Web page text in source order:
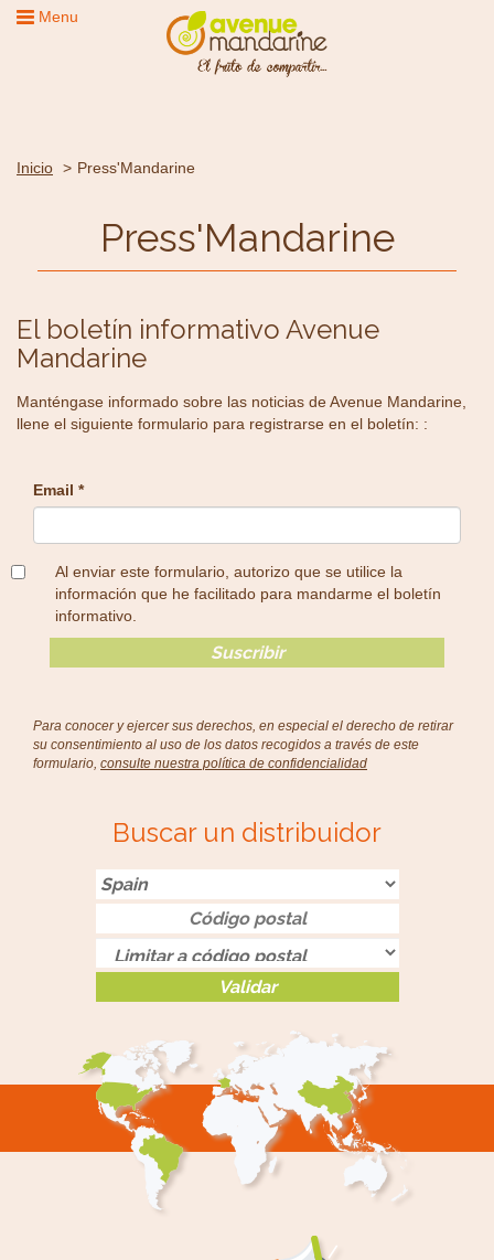
Menu
Inicio Press'Mandarine
Press'Mandarine
El boletín informativo Avenue
Mandarine
Manténgase informado sobre las noticias de Avenue Mandarine,
llene el siguiente formulario para registrarse en el boletín: :
Email *
Al enviar este formulario, autorizo que se utilice la
información que he facilitado para mandarme el boletín
informativo.
Para conocer y ejercer sus derechos, en especial el derecho de retirar
su consentimiento al uso de los datos recogidos a través de este
formulario, consulte nuestra política de confidencialidad
Buscar un distribuidor
Validar